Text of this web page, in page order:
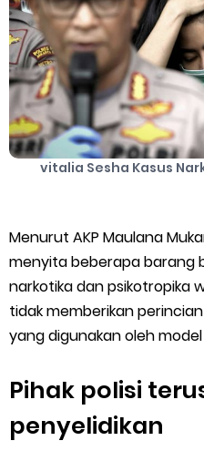
vitalia Sesha Kasus
Menurut AKP Maulana
menyita beberapa barang
narkotika dan psikotropika
tidak memberikan
yang digunakan oleh
Pihak polisi
penyelidikan